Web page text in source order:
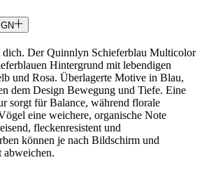
dich. Der Quinnlyn Schieferblau Multicolor
Hintergrund mit lebendigen
und Rosa. Überlagerte Motive in Blau,
dem Design Bewegung und Tiefe. Eine
sorgt für Balance, während florale
eine weichere, organische Note
fleckenresistent und
können je nach Bildschirm und
abweichen.